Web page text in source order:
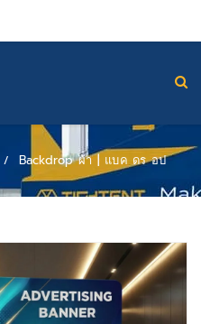
/ Backdrop ผ้า | แบค ดร อป